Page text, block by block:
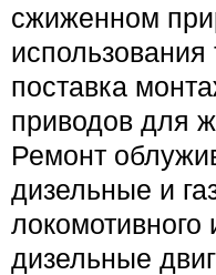
сжиженном
поставка
приводов для
Ремонт
дизельные и
дизельные